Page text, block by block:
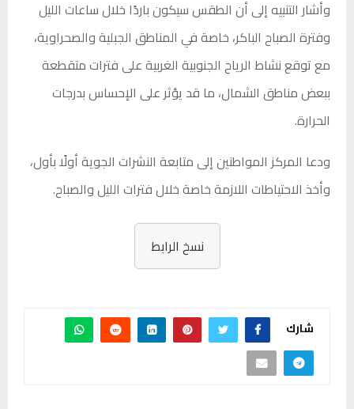
وأشار التنبيه إلى أن الطقس سيكون باردًا خلال ساعات الليل
وفترة الصباح الباكر، خاصة في المناطق الجبلية والصحراوية،
مع توقع نشاط الرياح الجنوبية الغربية على فترات متقطعة
ببعض مناطق الشمال، ما قد يؤثر على الإحساس بدرجات
الحرارة.
ودعا المركز المواطنين إلى متابعة النشرات الجوية أولًا بأول،
وأخذ الاحتياطات اللازمة خاصة خلال فترات الليل والصباح.
نسخ الرابط
شارك